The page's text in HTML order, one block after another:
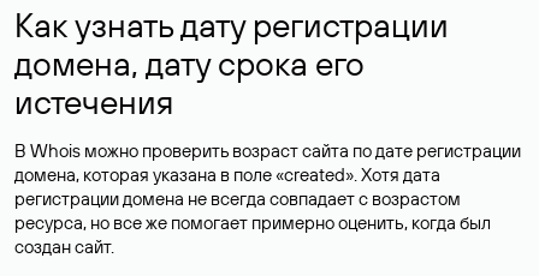
Как узнать дату регистрации
домена, дату срока его
истечения
В Whois можно проверить возраст сайта по дате регистрации
домена, которая указана в поле «created». Хотя дата
регистрации домена не всегда совпадает с возрастом
ресурса, но все же помогает примерно оценить, когда был
создан сайт.